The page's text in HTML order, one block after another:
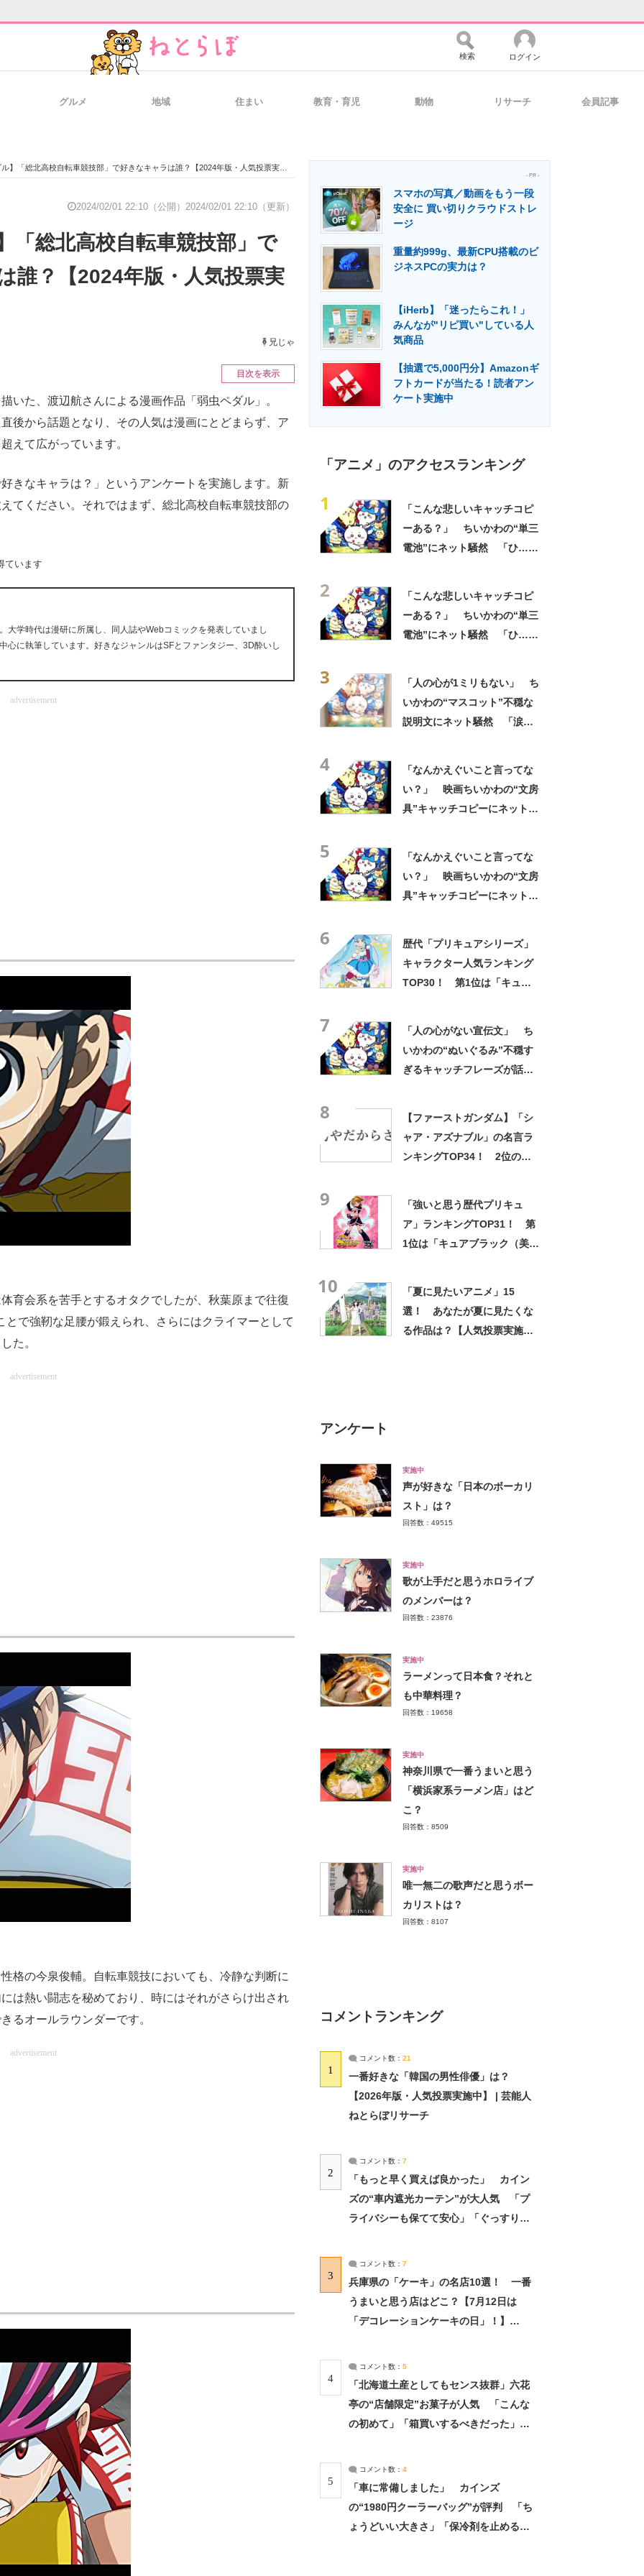
経営リーダーのコミュニティ マーケ×ITの今がよく分かる
の総合サイト 製造業のIT導入・活用を支援
エネルギーの専門メディア 建設×テクノロジーの最前線
検索 ログイン
グルメ 地域 住まい 教育・育児 動物 リサーチ 会員記事
】「総北高校自転車競技部」で好きなキャラは誰？【2024年版・人気投票実施中】
2024/02/01 22:10（公開） 2024/02/01 22:10（更新）
「総北高校自転車競技部」で
誰？【2024年版・人気投票実
兄じゃ
目次を表示
た、渡辺航さんによる漫画作品「弱虫ペダル」。
後から話題となり、その人気は漫画にとどまらず、ア
えて広がっています。
なキャラは？」というアンケートを実施します。新
てください。それではまず、総北高校自転車競技部の
ています
大学時代は漫研に所属し、同人誌やWebコミックを発表していまし
心に執筆しています。好きなジャンルはSFとファンタジー、3D酔いし
advertisement
会系を苦手とするオタクでしたが、秋葉原まで往復
で強靭な足腰が鍛えられ、さらにはクライマーとして
た。
advertisement
の今泉俊輔。自転車競技においても、冷静な判断に
は熱い闘志を秘めており、時にはそれがさらけ出され
るオールラウンダーです。
advertisement
- PR -
スマホの写真／動画をもう一段
安全に 買い切りクラウドストレ
ージ
重量約999g、最新CPU搭載のビ
ジネスPCの実力は？
【iHerb】「迷ったらこれ！」
みんなが"リピ買い"している人
気商品
【抽選で5,000円分】Amazonギ
フトカードが当たる！読者アン
ケート実施中
「アニメ」のアクセスランキング
1
「こんな悲しいキャッチコピ
ーある？」 ちいかわの“単三
電池”にネット騒然 「ひ…人
2
「こんな悲しいキャッチコピ
ーある？」 ちいかわの“単三
電池”にネット騒然 「ひ…人
3
「人の心が1ミリもない」 ち
いかわの“マスコット”不穏な
説明文にネット騒然 「涙し
4
「なんかえぐいこと言ってな
い？」 映画ちいかわの“文房
具”キャッチコピーにネット騒
5
「なんかえぐいこと言ってな
い？」 映画ちいかわの“文房
具”キャッチコピーにネット騒
6
歴代「プリキュアシリーズ」
キャラクター人気ランキング
TOP30！ 第1位は「キュア
7
「人の心がない宣伝文」 ち
いかわの“ぬいぐるみ”不穏す
ぎるキャッチフレーズが話
8
【ファーストガンダム】「シ
ャア・アズナブル」の名言ラ
ンキングTOP34！ 2位の
9
「強いと思う歴代プリキュ
ア」ランキングTOP31！ 第
1位は「キュアブラック（美墨
10
「夏に見たいアニメ」15
選！ あなたが夏に見たくな
る作品は？【人気投票実施
アンケート
実施中
声が好きな「日本のボーカリ
スト」は？
回答数：49515
実施中
歌が上手だと思うホロライブ
のメンバーは？
回答数：23876
実施中
ラーメンって日本食？それと
も中華料理？
回答数：19658
実施中
神奈川県で一番うまいと思う
「横浜家系ラーメン店」はど
こ？
回答数：8509
実施中
唯一無二の歌声だと思うボー
カリストは？
回答数：8107
コメントランキング
1
コメント数： 21
一番好きな「韓国の男性俳優」は？
【2026年版・人気投票実施中】 | 芸能人
ねとらぼリサーチ
2
コメント数： 7
「もっと早く買えば良かった」 カイン
ズの“車内遮光カーテン”が大人気 「プ
ライバシーも保てて安心」「ぐっすり眠
3
コメント数： 7
兵庫県の「ケーキ」の名店10選！ 一番
うまいと思う店はどこ？【7月12日は
「デコレーションケーキの日」！】
4
コメント数： 5
「北海道土産としてもセンス抜群」六花
亭の“店舗限定”お菓子が人気 「こんな
の初めて」「箱買いするべきだった」
5
コメント数： 4
「車に常備しました」 カインズ
の“1980円クーラーバッグ”が評判 「ち
ょうどいい大きさ」「保冷剤を止めるベ